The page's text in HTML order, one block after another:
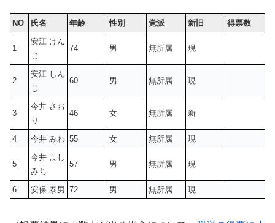
NO 氏名 年齢 性別 党派 新旧 得票数
1
安江 けん
じ
74 男 無所属 現
2
安江 しん
じ
60 男 無所属 現
3
今井 さお
り
46 女 無所属 新
4 今井 みわ 55 女 無所属 現
5
今井 よし
みち
57 男 無所属 現
6 安保 泰男 72 男 無所属 現